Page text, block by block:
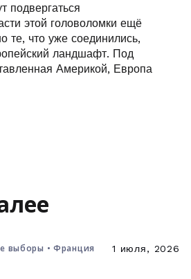
подвергаться
этой головоломки ещё
те, что уже соединились,
ландшафт. Под
Америкой, Европа
выборы • Франция 1 июля, 2026